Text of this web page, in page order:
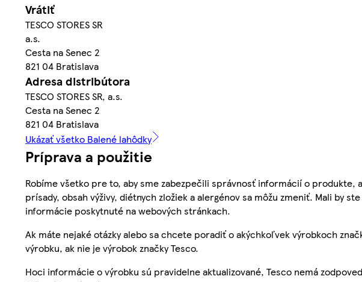
Vrátiť
TESCO STORES SR
a.s.
Cesta na Senec 2
821 04 Bratislava
Adresa distribútora
TESCO STORES SR, a.s.
Cesta na Senec 2
821 04 Bratislava
Ukázať všetko Balené lahôdky
Príprava a použitie
Robíme všetko pre to, aby sme zabezpečili správnosť informácií o
prísady, obsah výživy, diétnych zložiek a alergénov sa môžu zmeniť. Mali by
informácie poskytnuté na webových stránkach.
Ak máte nejaké otázky alebo sa chcete poradiť o akýchkoľvek výrobkoch
výrobku, ak nie je výrobok značky Tesco.
Hoci informácie o výrobku sú pravidelne aktualizované, Tesco nemá